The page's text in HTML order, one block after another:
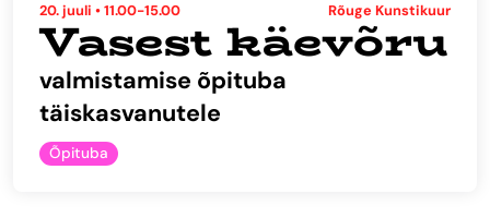
20. juuli • 11.00-15.00 Rõuge Kunstikuur
Vasest käevõru
valmistamise õpituba
täiskasvanutele
Õpituba